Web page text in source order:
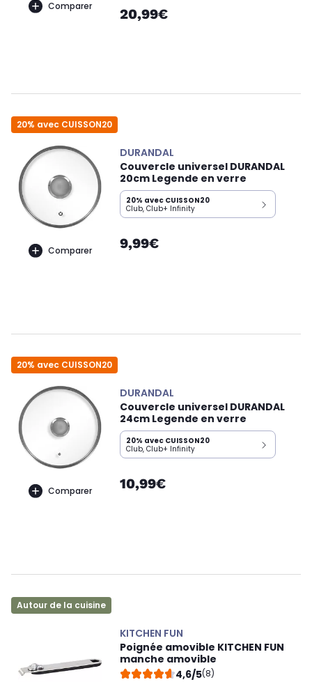
Comparer 20,99€
20% avec CUISSON20
Comparer
DURANDAL
Couvercle universel DURANDAL
20cm Legende en verre
20% avec CUISSON20
Club, Club+ Infinity
9,99€
20% avec CUISSON20
Comparer
DURANDAL
Couvercle universel DURANDAL
24cm Legende en verre
20% avec CUISSON20
Club, Club+ Infinity
10,99€
Autour de la cuisine
KITCHEN FUN
Poignée amovible KITCHEN FUN
manche amovible
4,6/5(8)